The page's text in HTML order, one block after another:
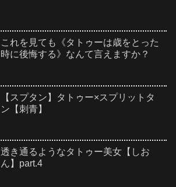
これを見ても《タトゥーは歳をとった
時に後悔する》なんて言えますか？
【スプタン】タトゥー×スプリットタ
ン【刺青】
透き通るようなタトゥー美女【しお
ん】part.4